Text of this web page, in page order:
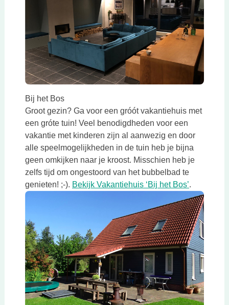
Bij het Bos
Groot gezin? Ga voor een gróót vakantiehuis met
een gróte tuin! Veel benodigdheden voor een
vakantie met kinderen zijn al aanwezig en door
alle speelmogelijkheden in de tuin heb je bijna
geen omkijken naar je kroost. Misschien heb je
zelfs tijd om ongestoord van het bubbelbad te
genieten! ;-). Bekijk Vakantiehuis ‘Bij het Bos’Deze link
.